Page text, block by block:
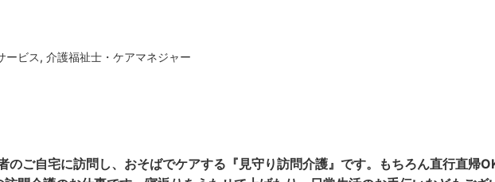
寄り添いゆったりとしたオシゴト。また、関わるのはご利用者さんがメインなので
もいます。
ービス, 介護福祉士・ケアマネジャー
のご自宅に訪問し、おそばでケアする『見守り訪問介護』です。もちろん直行直帰